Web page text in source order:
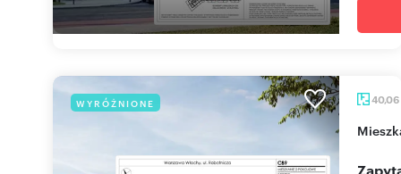
WYRÓŻNIONE 40,06